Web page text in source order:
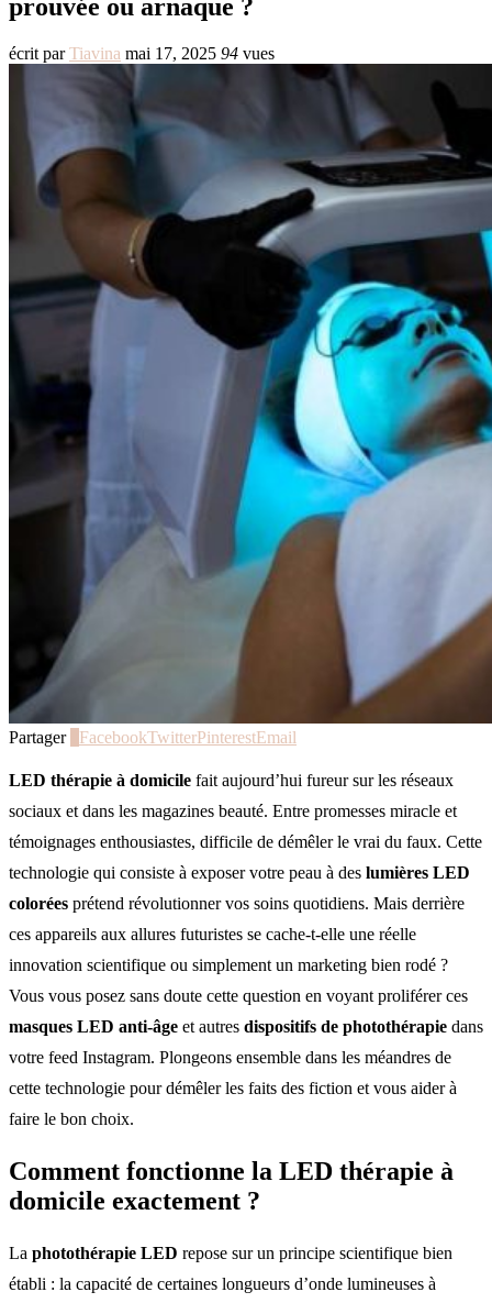
prouvée ou arnaque ?
écrit parTiavina mai 17, 2025 94 vues
Partager FacebookTwitterPinterestEmail
LED thérapie à domicile fait aujourd’hui fureur sur les réseaux
sociaux et dans les magazines beauté. Entre promesses miracle et
témoignages enthousiastes, difficile de démêler le vrai du faux. Cette
technologie qui consiste à exposer votre peau à des lumières LED
colorées prétend révolutionner vos soins quotidiens. Mais derrière
ces appareils aux allures futuristes se cache-t-elle une réelle
innovation scientifique ou simplement un marketing bien rodé ?
Vous vous posez sans doute cette question en voyant proliférer ces
masques LED anti-âge et autres dispositifs de photothérapie dans
votre feed Instagram. Plongeons ensemble dans les méandres de
cette technologie pour démêler les faits des fiction et vous aider à
faire le bon choix.
Comment fonctionne la LED thérapie à
domicile exactement ?
La photothérapie LED repose sur un principe scientifique bien
établi : la capacité de certaines longueurs d’onde lumineuses à